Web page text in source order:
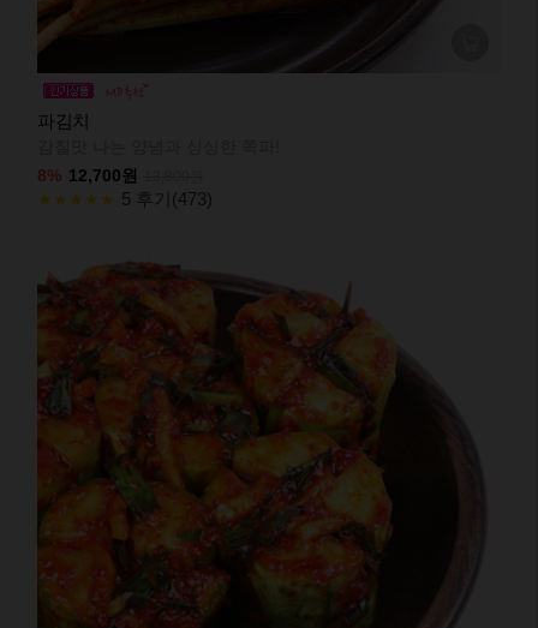
파김치
8% 12,700원
★★★★★ 5 후기(473)